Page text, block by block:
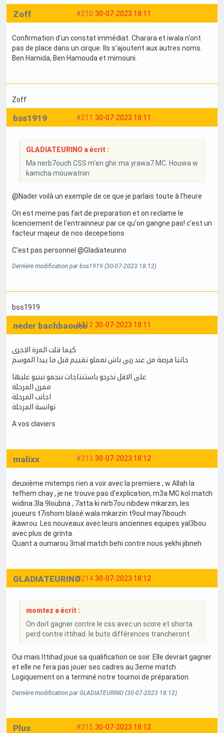
#210 30-07-2023 18:11
Zoff
Confirmation d'un constat immédiat. Charara et iwala n'ont
pas de place dans un cirque. Ils s'ajoutent aux autres noms.
Ben Hamida, Ben Hamouda et mimouni.
Zoff
#211 30-07-2023 18:11
bss1919
GLADIATEURINO a écrit :
Ma nerb7ouch CSS m'en ghir ma yrawa7 MC. Houwa w
kamcha mouwatnin
@Nader voilà un exemple de ce que je parlais toute à l'heure
On est meme pas fait de preparation et on reclame le
licenciement de l'entrainneur par ce qu'on gangne pas! c'est un
facteur majeur de nos decepetions
C'est pas personnel @Gladiateurino
Dernière modification par bss1919 (30-07-2023 18:12)
bss1919
#212 30-07-2023 18:11
neder bachbaoueb
كيما قلت المرة الاخرى
جاتنا فرصة من عند ربي باش نعملو تقييم قبل ما يبدا الموسم
على الاقل نخرجو باستنتاجات ننجمو نبنيو عليها
ممرن المرحلة
اجانب المرحلة
توانسة المرحلة
A vos claviers
#213 30-07-2023 18:12
malixx
deuxième mitemps rien a voir avec la premiere , w Allah la
tefhem chay , je ne trouve pas d'explication, m3a MC kol match
widina 3la 9loubna , 7atta ki nirb7ou nibdew mkarzin, les
joueurs t7ishom blasé wala mkarzin t9oul may7ibouch
ikawrou. Les nouveaux avec leurs anciennes equipes yal3bou
avec plus de grinta.
Quant a oumarou 3mal match behi contre nous yekhi jibneh
#214 30-07-2023 18:12
GLADIATEURINO
momtez a écrit :
On doit gagner contre le css avec un score et shorta
perd contre ittihad le buts différences trancheront
Oui mais Ittihad joue sa qualification ce soir. Elle devrait gagner
et elle ne fera pas jouer ses cadres au 3eme match.
Logiquement on a terminé notre tournoi de préparation.
Dernière modification par GLADIATEURINO (30-07-2023 18:12)
#215 30-07-2023 18:12
Plus